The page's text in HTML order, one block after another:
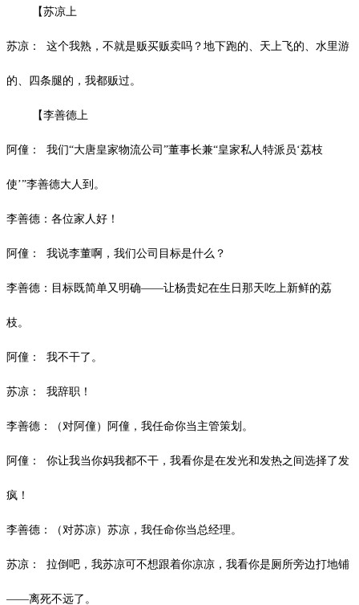
【苏凉上
苏凉： 这个我熟，不就是贩买贩卖吗？地下跑的、天上飞的、水里游
的、四条腿的，我都贩过。
【李善德上
阿僮： 我们“大唐皇家物流公司”董事长兼“皇家私人特派员‘荔枝
使’”李善德大人到。
李善德：各位家人好！
阿僮： 我说李董啊，我们公司目标是什么？
李善德：目标既简单又明确——让杨贵妃在生日那天吃上新鲜的荔
枝。
阿僮： 我不干了。
苏凉： 我辞职！
李善德：（对阿僮）阿僮，我任命你当主管策划。
阿僮： 你让我当你妈我都不干，我看你是在发光和发热之间选择了发
疯！
李善德：（对苏凉）苏凉，我任命你当总经理。
苏凉： 拉倒吧，我苏凉可不想跟着你凉凉，我看你是厕所旁边打地铺
——离死不远了。